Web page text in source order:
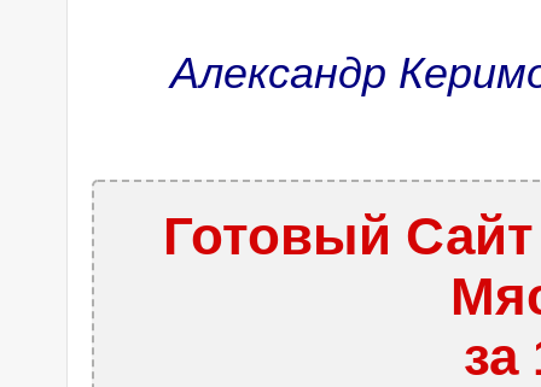
Александр
Готовый
за